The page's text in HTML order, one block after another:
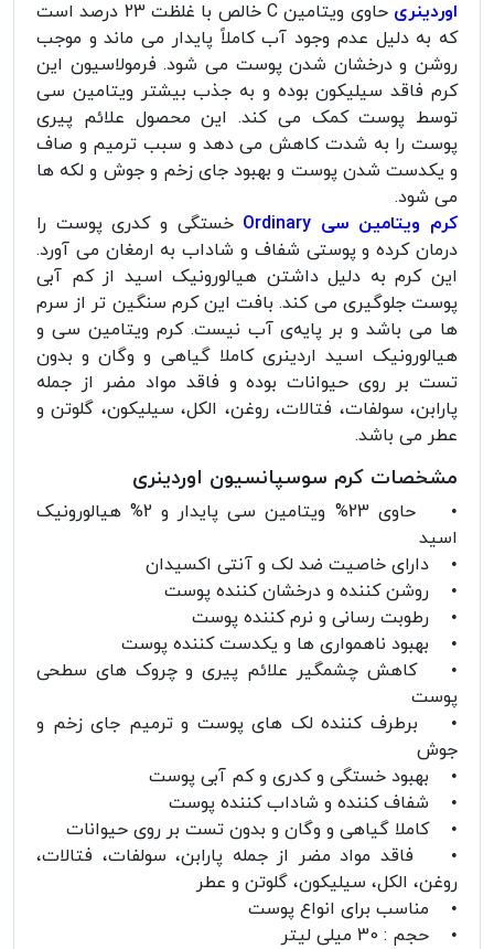
اوردینری
حاوی ویتامین C خالص با غلظت 23 درصد است
که به دلیل عدم وجود آب کاملاً پایدار می ماند و موجب
روشن و درخشان شدن پوست می شود. فرمولاسیون این
کرم فاقد سیلیکون بوده و به جذب بیشتر ویتامین سی
توسط پوست کمک می کند. این محصول علائم پیری
پوست را به شدت کاهش می دهد و سبب ترمیم و صاف
و یکدست شدن پوست‌ و بهبود جای زخم و جوش و لکه‌ ها
می شود.
کرم ویتامین سی Ordinary
خستگی و کدری پوست را
درمان کرده و پوستی شفاف و شاداب به ارمغان می آورد.
این کرم به دلیل داشتن هیالورونیک اسید از کم آبی
پوست جلوگیری می کند. بافت این کرم سنگین ‌تر از سرم‌
ها می باشد و بر پایه‌ی آب نیست. کرم ویتامین سی و
هیالورونیک اسید اردینری کاملا گیاهی و وگان و بدون
تست بر روی حیوانات بوده و فاقد مواد مضر از جمله
پارابن، سولفات، فتالات، روغن، الکل، سیلیکون، گلوتن و
عطر می باشد.
مشخصات کرم سوسپانسیون اوردینری
• حاوی 23% ویتامین سی پایدار و 2% هیالورونیک
اسید
• دارای خاصیت ضد لک و آنتی اکسیدان
• روشن کننده و درخشان کننده پوست
• رطوبت رسانی و نرم کننده پوست
• بهبود ناهمواری ها و یکدست کننده پوست
• کاهش چشمگیر علائم پیری و چروک های سطحی
پوست
• برطرف کننده لک های پوست و ترمیم جای زخم و
جوش
• بهبود خستگی و کدری و کم آبی پوست
• شفاف کننده و شاداب کننده پوست
• کاملا گیاهی و وگان و بدون تست بر روی حیوانات
• فاقد مواد مضر از جمله پارابن، سولفات، فتالات،
روغن، الکل، سیلیکون، گلوتن و عطر
• مناسب برای انواع پوست‌
• حجم : 30 میلی لیتر